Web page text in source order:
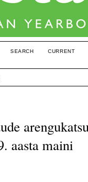
SEARCH
CURRENT
aasta maini